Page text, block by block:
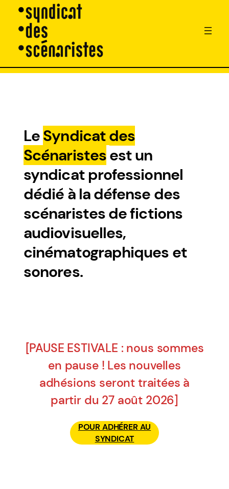
LeSyndicat des
Scénaristesest un
syndicat professionnel
dédié à la défense des
scénaristes de fictions
audiovisuelles,
cinématographiques et
sonores.
[PAUSE ESTIVALE : nous sommes
en pause ! Les nouvelles
adhésions seront traitées à
partir du 27 août 2026]
POUR ADHÉRER AU
SYNDICAT